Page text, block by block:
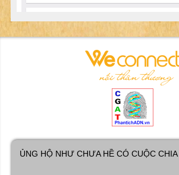
ỦNG HỘ NHƯ CHƯA HỀ CÓ CUỘC CHIA